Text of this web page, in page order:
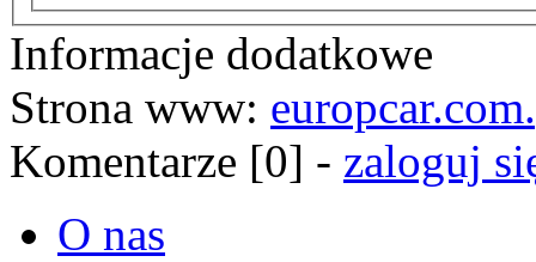
Informacje dodatkowe
Strona www:
Komentarze [0] - zaloguj
O nas